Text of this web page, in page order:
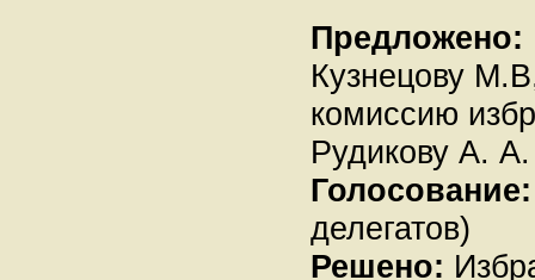
Предложено:
Кузнецову
комиссию
Рудикову А. А.
Голосование:
делегатов)
Решено: